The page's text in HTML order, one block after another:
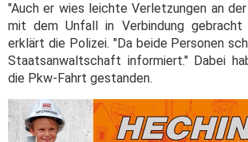
"Auch er wies leichte Verletzungen an
mit dem Unfall in Verbindung gebracht
erklärt die Polizei. "Da beide Personen
Staatsanwaltschaft informiert." Dabei
die Pkw-Fahrt gestanden.